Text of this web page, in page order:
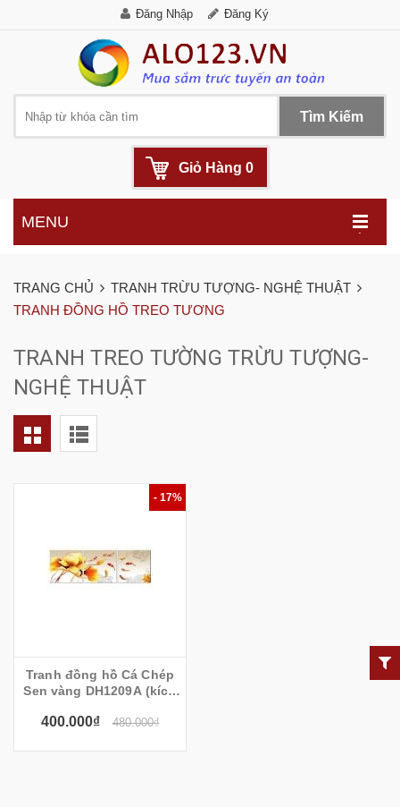
Đăng Nhập Đăng Ký
Tìm Kiếm
Giỏ Hàng 0
.
MENU
TRANG CHỦ
TRANH TRỪU TƯỢNG- NGHỆ THUẬT
TRANH ĐỒNG HỒ TREO TƯƠNG
TRANH TREO TƯỜNG TRỪU TƯỢNG-
NGHỆ THUẬT
- 17%
Tranh đồng hồ Cá Chép
Sen vàng DH1209A (kích
400.000₫ 480.000₫